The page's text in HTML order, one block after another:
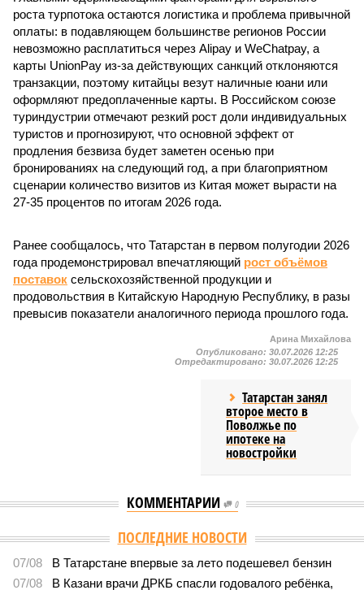
роста турпотока остаются логистика и проблема привычной
оплаты: в подавляющем большинстве регионов России
невозможно расплатиться через Alipay и WeChatpay, а
карты UnionPay из-за действующих санкций отклоняются
транзакции, поэтому китайцы везут наличные юани или
оформляют предоплаченные карты. В Российском союзе
туриндустрии отмечают резкий рост доли индивидуальных
туристов и прогнозируют, что основной эффект от
продления безвиза будет заметен осенью при
бронированиях на следующий год, а при благоприятном
сценарии количество визитов из Китая может вырасти на
27-35 процентов по итогам 2026 года.
Ранее сообщалось, что Татарстан в первом полугодии 2026
года продемонстрировал впечатляющий рост объёмов
поставок сельскохозяйственной продукции и
продовольствия в Китайскую Народную Республику, в разы
превысив показатели аналогичного периода прошлого года.
Арина Михайлова
Опубликовано: 30.07.2026 12:25
Отредактировано: 30.07.2026 12:25
Татарстан занял
второе место в
Поволжье по
ипотеке на
новостройки
КОММЕНТАРИИ 0
ПОСЛЕДНИЕ НОВОСТИ
07/08
В Татарстане впервые за лето подешевел бензин
07/08
В Казани врачи ДРКБ спасли годовалого ребёнка,